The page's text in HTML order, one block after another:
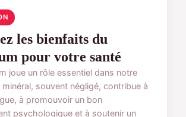
les bienfaits du
pour votre santé
joue un rôle essentiel dans notre
souvent négligé, contribue à
à promouvoir un bon
psychologique et à soutenir un